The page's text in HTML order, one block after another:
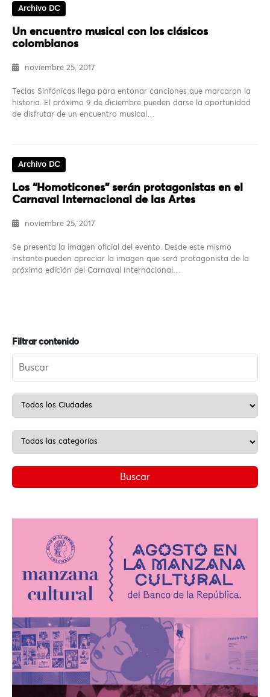
Archivo DC
Un encuentro musical con los clásicos
colombianos
noviembre 25, 2017
Teclas Sinfónicas llega para entonar canciones que marcaron la
historia. El próximo 9 de diciembre pueden darse la oportunidad
de disfrutar de un encuentro musical…
Archivo DC
Los “Homoticones” serán protagonistas en el
Carnaval Internacional de las Artes
noviembre 25, 2017
Se presenta la imagen oficial del evento. Desde este mismo
instante pueden apreciar la imagen que será protagonista de la
próxima edición del Carnaval Internacional…
Filtrar contenido